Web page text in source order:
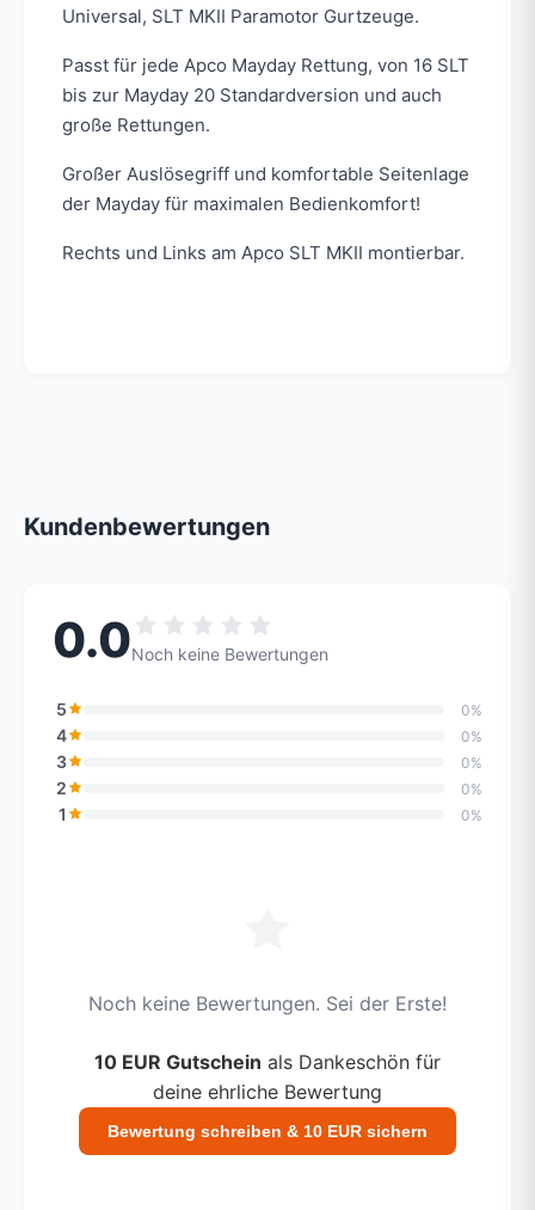
Universal, SLT MKII Paramotor Gurtzeuge.
Passt für jede Apco Mayday Rettung, von 16 SLT
bis zur Mayday 20 Standardversion und auch
große Rettungen.
Großer Auslösegriff und komfortable Seitenlage
der Mayday für maximalen Bedienkomfort!
Rechts und Links am Apco SLT MKII montierbar.
Kundenbewertungen
0.0Noch keine Bewertungen
5 0%
4 0%
3 0%
2 0%
1 0%
Noch keine Bewertungen. Sei der Erste!
10 EUR Gutschein als Dankeschön für
deine ehrliche Bewertung
Bewertung schreiben & 10 EUR sichern